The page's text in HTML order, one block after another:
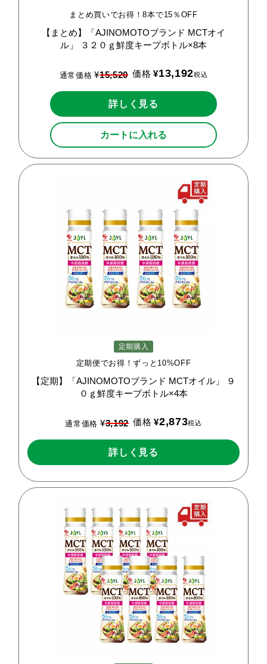
まとめ買いでお得！8本で15％OFF
【まとめ】「AJINOMOTOブランド MCTオイ
ル」
３２０ｇ鮮度キープボトル×8本
通常価格 ¥15,520 価格 ¥13,192税込
詳しく見る
カートに入れる
定期購入
定期便でお得！ずっと10%OFF
【定期】「AJINOMOTOブランド MCTオイル」
９
０ｇ鮮度キープボトル×4本
通常価格 ¥3,192 価格 ¥2,873税込
詳しく見る